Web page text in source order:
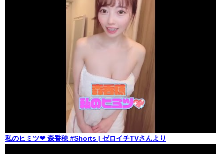
私のヒミツ❤︎ 森香穂 #Shorts | ゼロイチTVさんより